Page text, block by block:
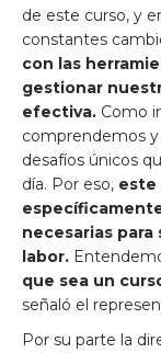
de este curso, y
constantes
con las
gestionar
efectiva. Como
comprendemos
desafíos únicos
día. Por eso, este
necesarias
labor.
que sea un
señaló el
Por su parte la